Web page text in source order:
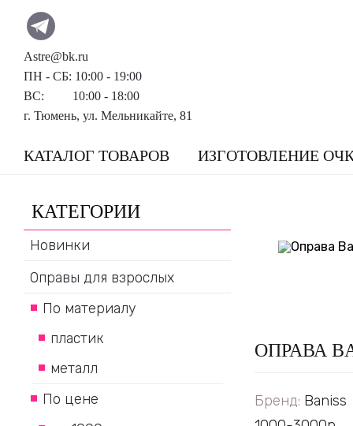
Astre@bk.ru
ПН - СБ: 10:00 - 19:00
ВС: 10:00 - 18:00
г. Тюмень, ул. Мельникайте, 81
КАТАЛОГ ТОВАРОВ ИЗГОТОВЛЕНИЕ
ОПРАВА
Бренд: Baniss
КАТЕГОРИИ
Новинки
Оправы для взрослых
По материалу
пластик
металл
По цене